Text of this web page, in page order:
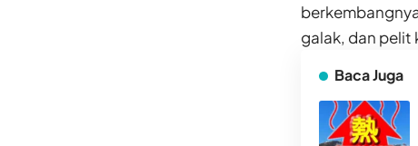
galak, dan pelit
Baca Juga